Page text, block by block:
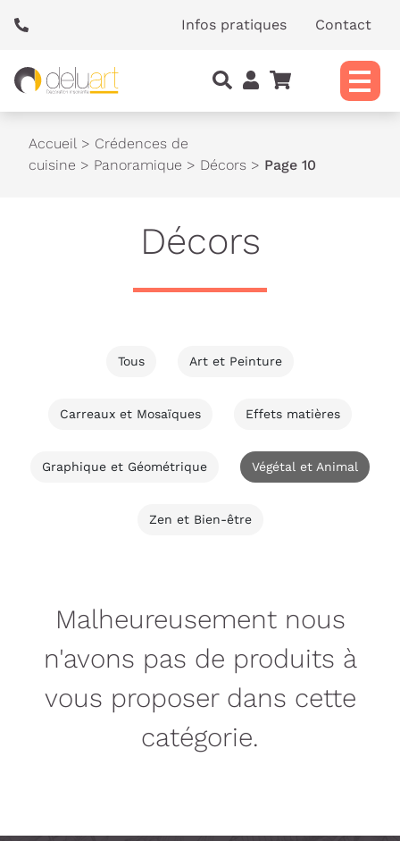
Infos pratiques Contact
Accueil > Crédences de
cuisine > Panoramique > Décors > Page 10
Décors
Tous Art et Peinture
Carreaux et Mosaïques Effets matières
Graphique et Géométrique Végétal et Animal
Zen et Bien-être
Malheureusement nous
n'avons pas de produits à
vous proposer dans cette
catégorie.